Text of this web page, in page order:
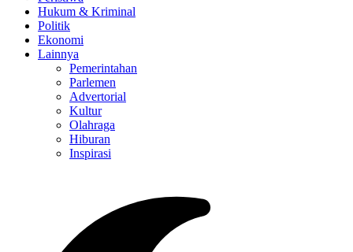
Hukum & Kriminal
Politik
Ekonomi
Lainnya
Pemerintahan
Parlemen
Advertorial
Kultur
Olahraga
Hiburan
Inspirasi